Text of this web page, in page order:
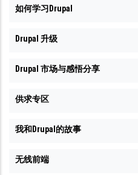
如何学习Drupal
Drupal 升级
Drupal 市场与感悟分享
供求专区
我和Drupal的故事
无线前端